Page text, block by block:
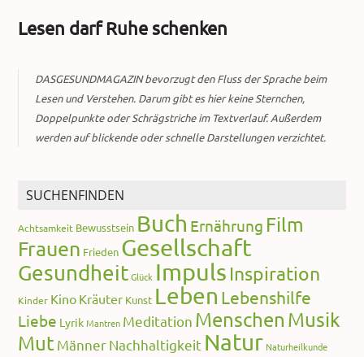
Lesen darf Ruhe schenken
DASGESUNDMAGAZIN bevorzugt den Fluss der Sprache beim
Lesen und Verstehen. Darum gibt es hier keine Sternchen,
Doppelpunkte oder Schrägstriche im Textverlauf. Außerdem
werden auf blickende oder schnelle Darstellungen verzichtet.
SUCHENFINDEN
Achtsamkeit Bewusstsein Buch Ernährung Film
Frauen Frieden Gesellschaft
Gesundheit Glück Impuls Inspiration
Kinder Kino Kräuter Kunst Leben Lebenshilfe
Liebe Lyrik Mantren Meditation Menschen Musik
Mut MännerNachhaltigkeit Natur Naturheilkunde